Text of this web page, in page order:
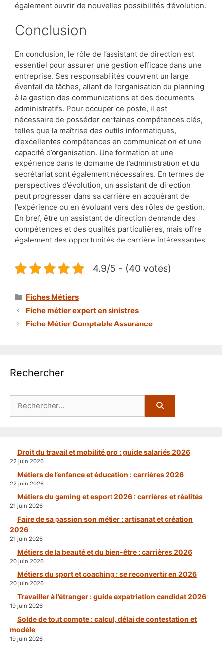
également ouvrir de nouvelles possibilités d’évolution.
Conclusion
En conclusion, le rôle de l’assistant de direction est
essentiel pour assurer une gestion efficace dans une
entreprise. Ses responsabilités couvrent un large
éventail de tâches, allant de l’organisation du planning
à la gestion des communications et des documents
administratifs. Pour occuper ce poste, il est
nécessaire de posséder certaines compétences clés,
telles que la maîtrise des outils informatiques,
d’excellentes compétences en communication et une
capacité d’organisation. Une formation et une
expérience dans le domaine de l’administration et du
secrétariat sont également nécessaires. En termes de
perspectives d’évolution, un assistant de direction
peut progresser dans sa carrière en acquérant de
l’expérience ou en évoluant vers des rôles de gestion.
En bref, être un assistant de direction demande des
compétences et des qualités particulières, mais offre
également des opportunités de carrière intéressantes.
4.9/5 - (40 votes)
Catégories
Fiches Métiers
Fiche métier expert en sinistres
Fiche Métier Comptable Assurance
Rechercher
Droit du travail et mobilité pro : guide salariés 2026
22 juin 2026
Métiers de l’enfance et éducation : carrières 2026
22 juin 2026
Métiers du gaming et esport 2026 : carrières et réalités
21 juin 2026
Faire de sa passion son métier : artisanat et création
2026
21 juin 2026
Métiers de la beauté et du bien-être : carrières 2026
20 juin 2026
Métiers du sport et coaching : se reconvertir en 2026
20 juin 2026
Travailler à l’étranger : guide expatriation candidat 2026
19 juin 2026
Solde de tout compte : calcul, délai de contestation et
modèle
19 juin 2026